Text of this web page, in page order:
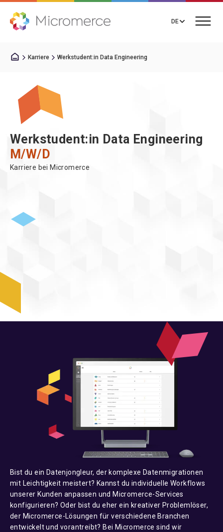
DE
Gespräch vereinbaren
Lösungen
Integrationen
Über uns
Karriere Werkstudent:in Data Engineering
Werkstudent:in Data Engineering
M/W/D
Karriere bei Micromerce
Bist du ein Datenjongleur, der komplexe Datenmigrationen
mit Leichtigkeit meistert? Kannst du individuelle Workflows
unserer Kunden anpassen und Micromerce-Services
konfigurieren? Oder bist du eher ein kreativer Problemlöser,
der Micromerce-Lösungen für verschiedene Branchen
entwickelt und vorantreibt? Bei Micromerce sind wir